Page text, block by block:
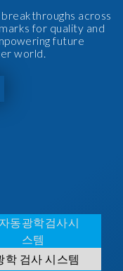
across
for quality and
future
world.
학 검사 시스템